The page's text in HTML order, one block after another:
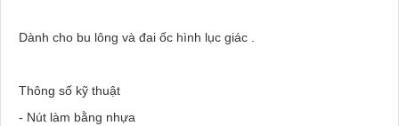
Dành cho bu lông và đai ốc hình lục giác .
Thông số kỹ thuật
- Nút làm bằng nhựa